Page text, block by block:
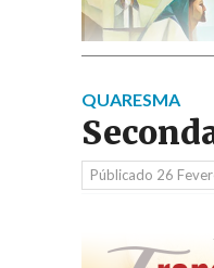
QUARESMA
Públicado 26